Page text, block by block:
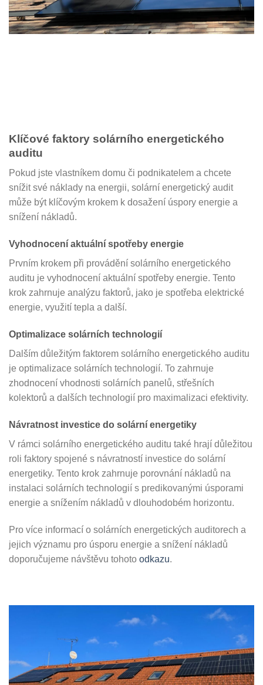
Klíčové faktory solárního energetického
auditu
Pokud jste vlastníkem domu či podnikatelem a chcete
snížit své náklady na energii, solární energetický audit
může být klíčovým krokem k dosažení úspory energie a
snížení nákladů.
Vyhodnocení aktuální spotřeby energie
Prvním krokem při provádění solárního energetického
auditu je vyhodnocení aktuální spotřeby energie. Tento
krok zahrnuje analýzu faktorů, jako je spotřeba elektrické
energie, využití tepla a další.
Optimalizace solárních technologií
Dalším důležitým faktorem solárního energetického auditu
je optimalizace solárních technologií. To zahrnuje
zhodnocení vhodnosti solárních panelů, střešních
kolektorů a dalších technologií pro maximalizaci efektivity.
Návratnost investice do solární energetiky
V rámci solárního energetického auditu také hrají důležitou
roli faktory spojené s návratností investice do solární
energetiky. Tento krok zahrnuje porovnání nákladů na
instalaci solárních technologií s predikovanými úsporami
energie a snížením nákladů v dlouhodobém horizontu.
Pro více informací o solárních energetických auditorech a
jejich významu pro úsporu energie a snížení nákladů
doporučujeme návštěvu tohoto odkazu.